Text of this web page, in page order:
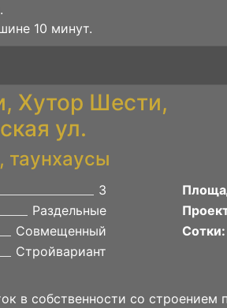
10 минут.
Хутор Шести,
ул.
таунхаусы
3
Раздельные
Совмещенный
Стройвариант
Сотки:
в собственности со строением